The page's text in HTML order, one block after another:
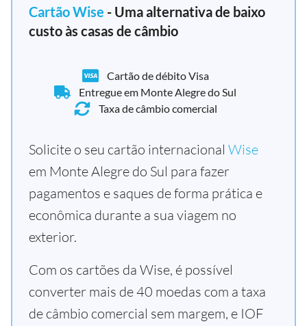
Cartão Wise - Uma alternativa de baixo
custo às casas de câmbio
Cartão de débito Visa
Entregue em Monte Alegre do Sul
Taxa de câmbio comercial
Solicite o seu cartão internacional Wise
em Monte Alegre do Sul para fazer
pagamentos e saques de forma prática e
econômica durante a sua viagem no
exterior.
Com os cartões da Wise, é possível
converter mais de 40 moedas com a taxa
de câmbio comercial sem margem, e IOF